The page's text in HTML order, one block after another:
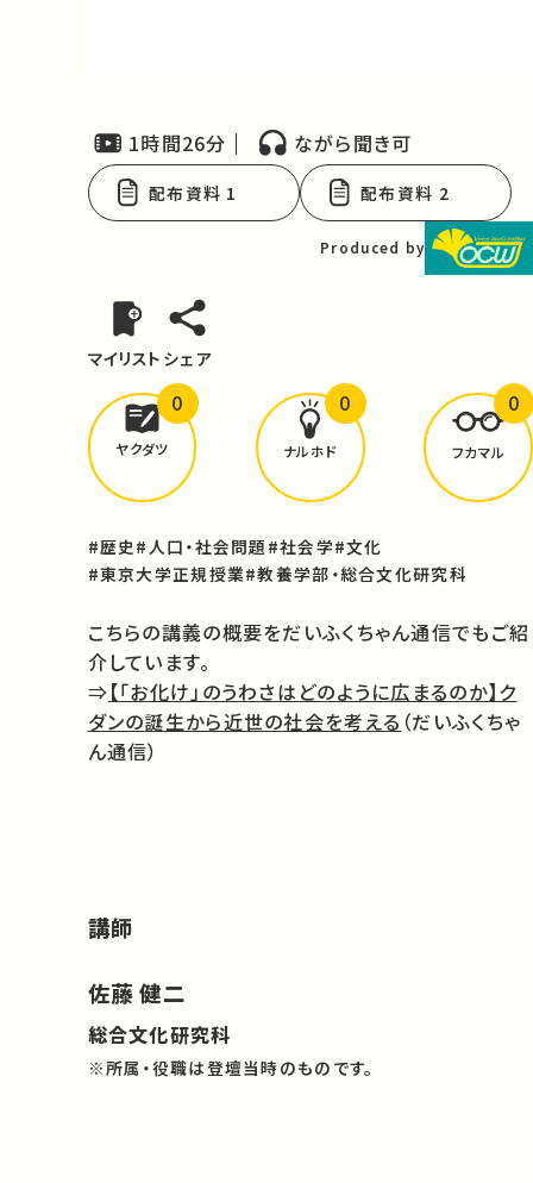
1時間26分 ながら聞き可
配布資料 1 配布資料 2
Produced by
マイリスト シェア
どんな学びがありましたか？
ヤクダツ
0
ナルホド
0
フカマル
0
#歴史#人口・社会問題 #社会学#文化
#東京大学正規授業#教養学部・総合文化研究科
こちらの講義の概要をだいふくちゃん通信でもご紹
介しています。
⇒【「お化け」のうわさはどのように広まるのか】ク
ダンの誕生から近世の社会を考える （だいふくちゃ
ん通信）
講師
佐藤 健二
総合文化研究科
※所属・役職は登壇当時のものです。